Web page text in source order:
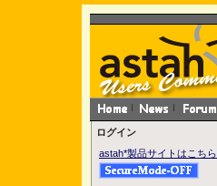
ログイン
astah*製品サイトはこちら